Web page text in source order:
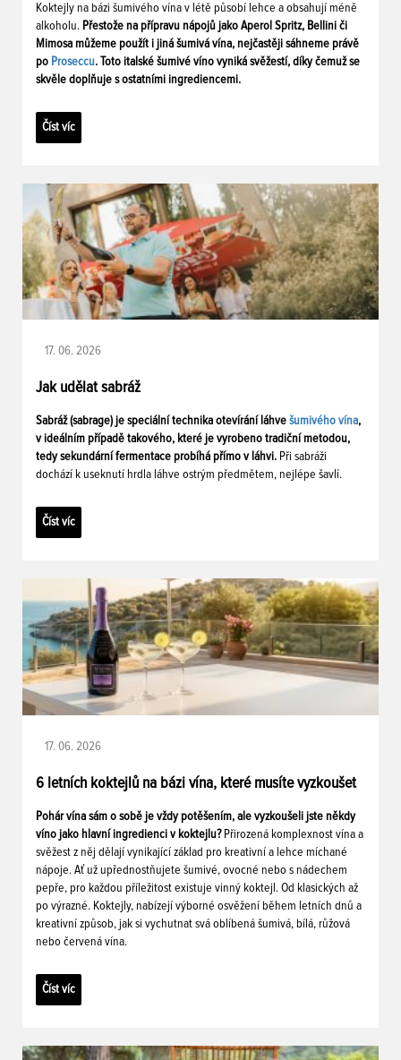
Koktejly na bázi šumivého vína v létě působí lehce a obsahují méně
alkoholu. Přestože na přípravu nápojů jako Aperol Spritz, Bellini či
Mimosa můžeme použít i jiná šumivá vína, nejčastěji sáhneme právě
po Proseccu. Toto italské šumivé víno vyniká svěžestí, díky čemuž se
skvěle doplňuje s ostatními ingrediencemi.
Číst víc
17. 06. 2026
Jak udělat sabráž
Sabráž (sabrage) je speciální technika otevírání láhve šumivého vína,
v ideálním případě takového, které je vyrobeno tradiční metodou,
tedy sekundární fermentace probíhá přímo v láhvi. Při sabráži
dochází k useknutí hrdla láhve ostrým předmětem, nejlépe šavlí.
Číst víc
17. 06. 2026
6 letních koktejlů na bázi vína, které musíte vyzkoušet
Pohár vína sám o sobě je vždy potěšením, ale vyzkoušeli jste někdy
víno jako hlavní ingredienci v koktejlu? Přirozená komplexnost vína a
svěžest z něj dělají vynikající základ pro kreativní a lehce míchané
nápoje. Ať už upřednostňujete šumivé, ovocné nebo s nádechem
pepře, pro každou příležitost existuje vinný koktejl. Od klasických až
po výrazné. Koktejly, nabízejí výborné osvěžení během letních dnů a
kreativní způsob, jak si vychutnat svá oblíbená šumivá, bílá, růžová
nebo červená vína.
Číst víc